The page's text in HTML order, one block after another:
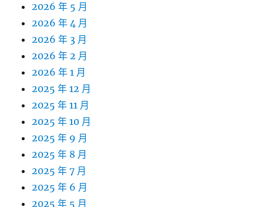
2026 年 5 月
2026 年 4 月
2026 年 3 月
2026 年 2 月
2026 年 1 月
2025 年 12 月
2025 年 11 月
2025 年 10 月
2025 年 9 月
2025 年 8 月
2025 年 7 月
2025 年 6 月
2025 年 5 月